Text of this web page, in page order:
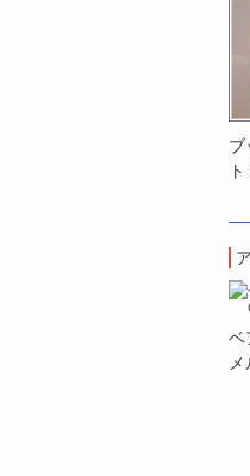
ブ
ト
ベ